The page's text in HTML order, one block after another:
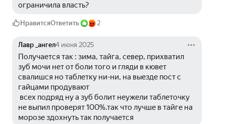
ограничила власть?
НравитсяОтветить 2
Лавр _ангел4 июня 2025
Получается так : зима, тайга, север, прихватил
зуб мочи нет от боли того и гляди в кювет
свалишся но таблетку ни-ни, на выезде пост с
гайцами продувают
не выпил проверят 100%.так что лучше в тайге на
морозе здохнуть так получается